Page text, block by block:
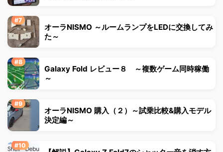
オーラNISMO ～ルームランプをLEDに交換してみ
た～
Galaxy Fold レビュー８ ～複数ゲーム同時稼働
～
オーラNISMO 購入（２）～試乗比較&購入モデル
決定編～